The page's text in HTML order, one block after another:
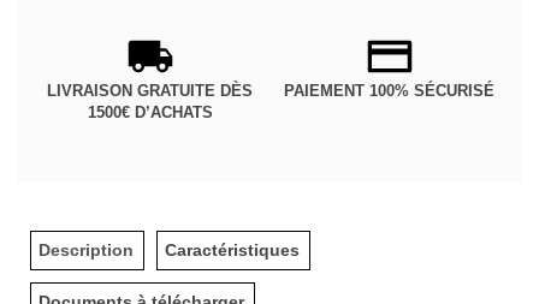
LIVRAISON GRATUITE DÈS
1500€ D’ACHATS
PAIEMENT 100% SÉCURISÉ
Description Caractéristiques